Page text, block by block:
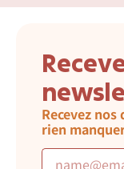
Recevez
rien